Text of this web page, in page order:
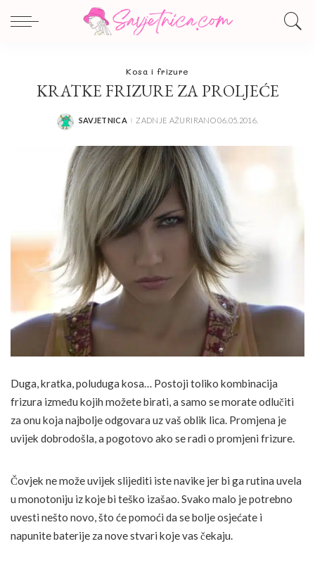
Kosa i frizure
KRATKE FRIZURE ZA PROLJEĆE
POSTED
SAVJETNICA ZADNJE AŽURIRANO 06.05.2016.
Duga, kratka, poluduga kosa… Postoji toliko kombinacija
frizura između kojih možete birati, a samo se morate odlučiti
za onu koja najbolje odgovara uz vaš oblik lica. Promjena je
uvijek dobrodošla, a pogotovo ako se radi o promjeni frizure.
Čovjek ne može uvijek slijediti iste navike jer bi ga rutina uvela
u monotoniju iz koje bi teško izašao. Svako malo je potrebno
uvesti nešto novo, što će pomoći da se bolje osjećate i
napunite baterije za nove stvari koje vas čekaju.